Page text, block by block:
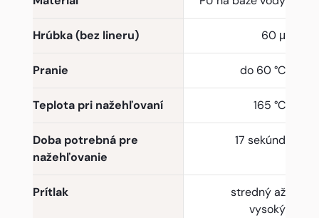
Hrúbka (bez lineru) 60 μ
Pranie do 60 °C
Teplota pri nažehľovaní 165 °C
Doba potrebná pre
nažehľovanie
17 sekúnd
Prítlak
stredný až
vysoký